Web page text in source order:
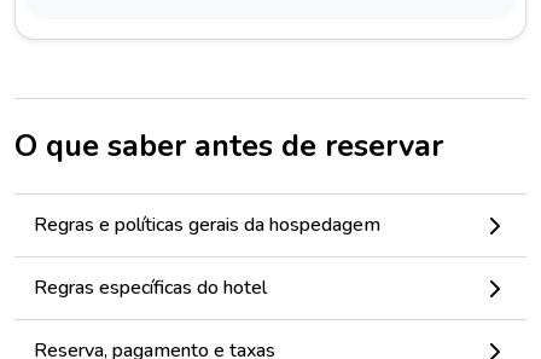
O que saber antes de reservar
Regras e políticas gerais da hospedagem
Regras específicas do hotel
Reserva, pagamento e taxas